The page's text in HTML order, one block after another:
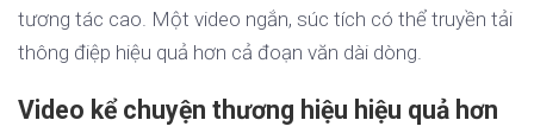
tương tác cao. Một video ngắn, súc tích có thể truyền tải
thông điệp hiệu quả hơn cả đoạn văn dài dòng.
Video kể chuyện thương hiệu hiệu quả hơn